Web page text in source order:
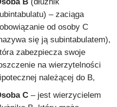
– zaciąga
od osoby C
się ją subintabulatem),
zabezpiecza swoje
na wierzytelności
należącej do B,
C – jest wierzycielem